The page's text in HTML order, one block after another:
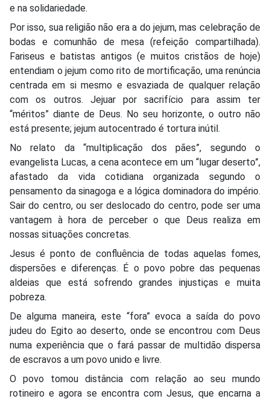
e na solidariedade.
Por isso, sua religião não era a do jejum, mas celebração de
bodas e comunhão de mesa (refeição compartilhada).
Fariseus e batistas antigos (e muitos cristãos de hoje)
entendiam o jejum como rito de mortificação, uma renúncia
centrada em si mesmo e esvaziada de qualquer relação
com os outros. Jejuar por sacrifício para assim ter
“méritos” diante de Deus. No seu horizonte, o outro não
está presente; jejum autocentrado é tortura inútil.
No relato da “multiplicação dos pães”, segundo o
evangelista Lucas, a cena acontece em um “lugar deserto”,
afastado da vida cotidiana organizada segundo o
pensamento da sinagoga e a lógica dominadora do império.
Sair do centro, ou ser deslocado do centro, pode ser uma
vantagem à hora de perceber o que Deus realiza em
nossas situações concretas.
Jesus é ponto de confluência de todas aquelas fomes,
dispersões e diferenças. É o povo pobre das pequenas
aldeias que está sofrendo grandes injustiças e muita
pobreza.
De alguma maneira, este “fora” evoca a saída do povo
judeu do Egito ao deserto, onde se encontrou com Deus
numa experiência que o fará passar de multidão dispersa
de escravos a um povo unido e livre.
O povo tomou distância com relação ao seu mundo
rotineiro e agora se encontra com Jesus, que encarna a